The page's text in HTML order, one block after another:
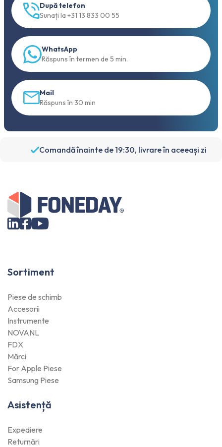
După telefon
Sunați la +31 13 833 00 55
WhatsApp
Răspuns în termen de 5 min.
Mail
Răspuns în 30 min
Comandă înainte de 19:30, livrare în aceeași zi
Sortiment
Piese de schimb
Accesorii
Instrumente
NOVANL
FDX
Mărci
For Apple Piese
Samsung Piese
Asistență
Expediere
Returnări